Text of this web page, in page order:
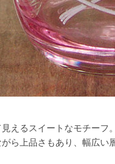
えるスイートなモチーフ。
ら上品さもあり、幅広い